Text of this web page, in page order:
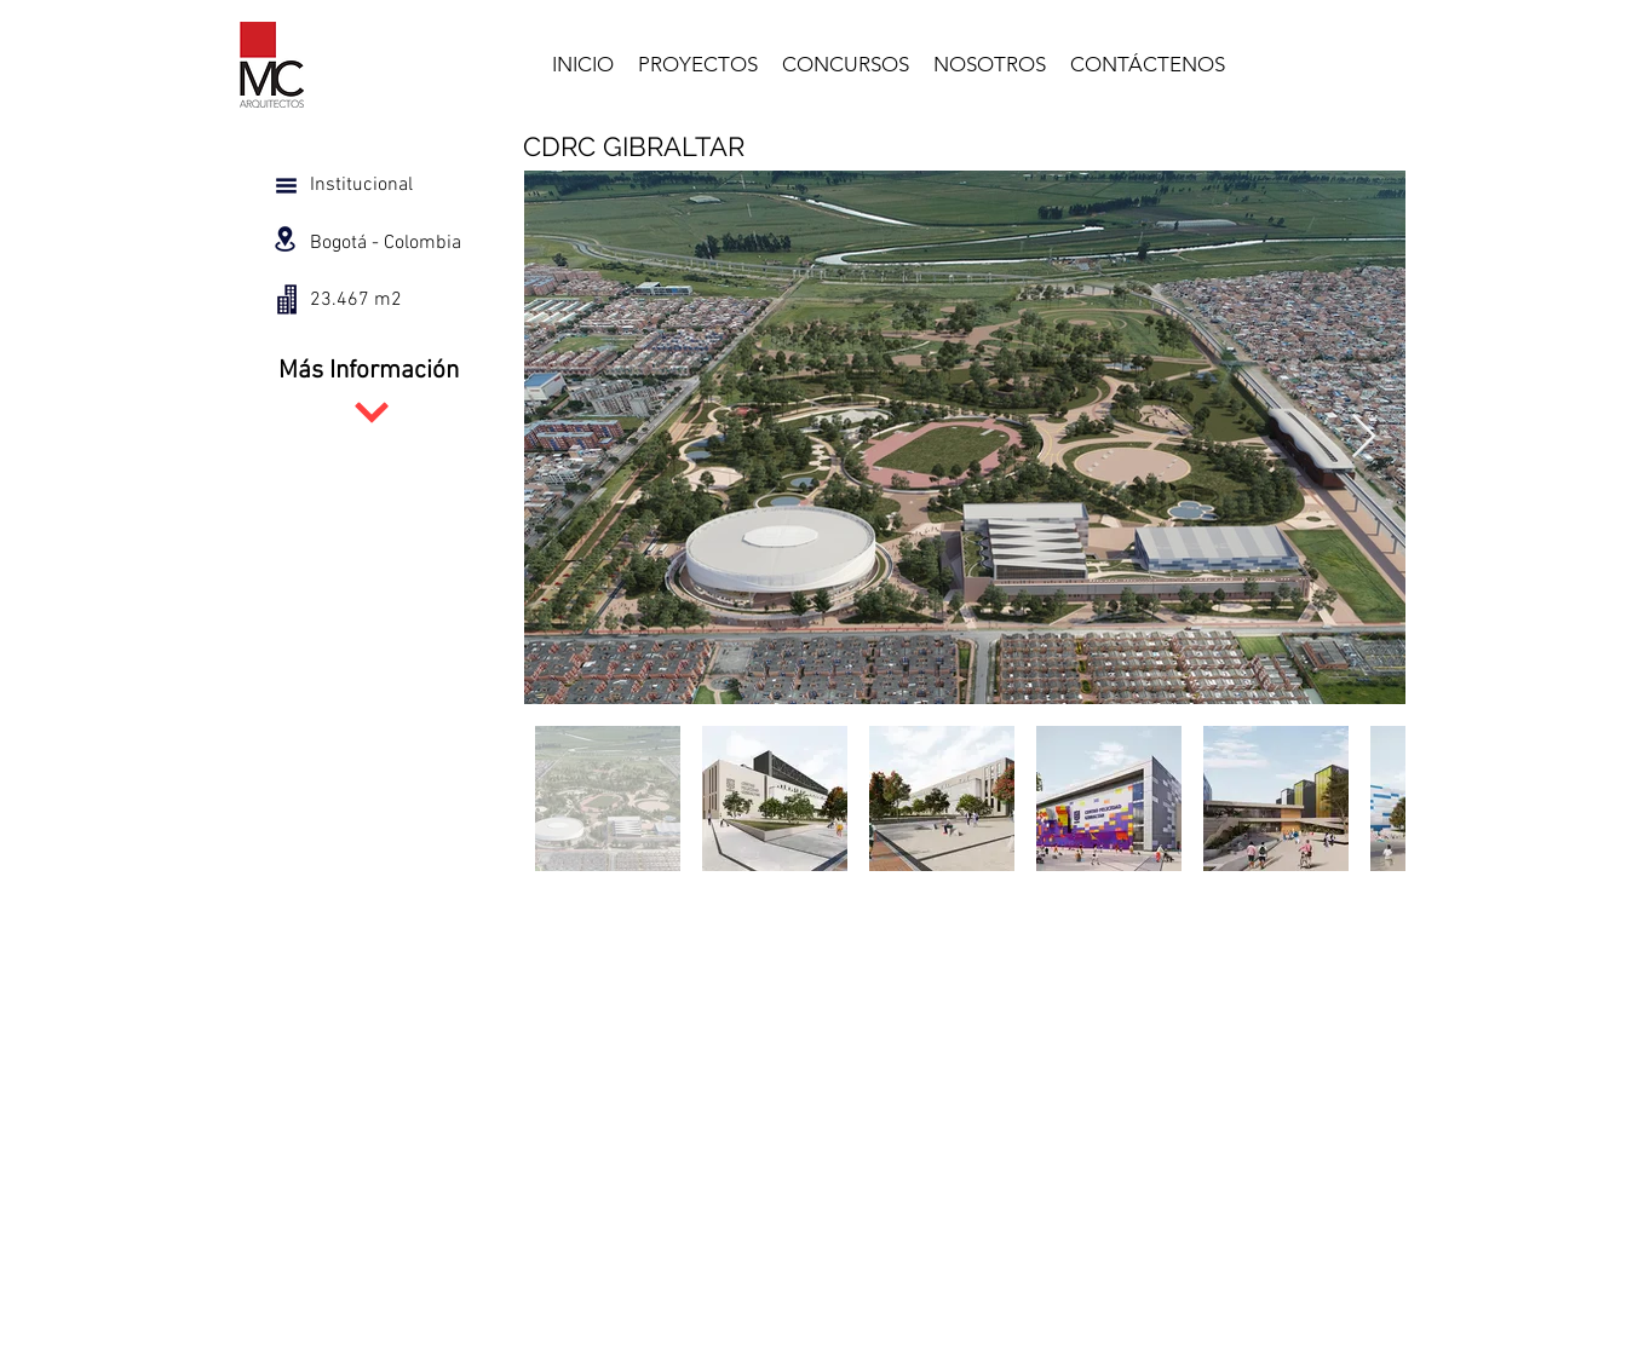
INICIO PROYECTOS CONCURSOS NOSOTROS CONTÁCTENOS
Institucional
Bogotá - Colombia
23.467 m2
Más Información
CDRC GIBRALTAR